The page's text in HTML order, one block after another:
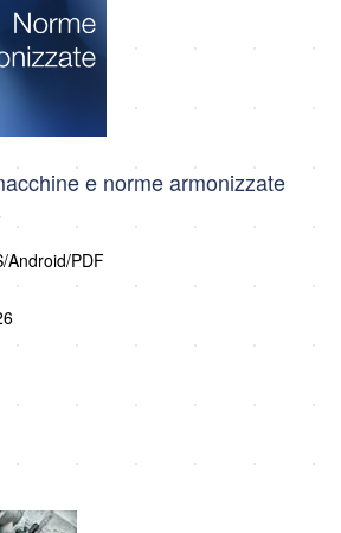
e norme armonizzate
Android/PDF